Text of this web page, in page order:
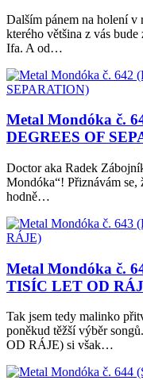
Dalším pánem na holení v
kterého většina z vás
Ifa. A od…
Metal Mondóka č.
DEGREES OF
Doctor aka Radek
Mondóka“! Přiznávám se,
hodně…
Metal Mondóka č.
TISÍC LET OD
Tak jsem tedy malinko
poněkud těžší výběr
OD RÁJE) si však…